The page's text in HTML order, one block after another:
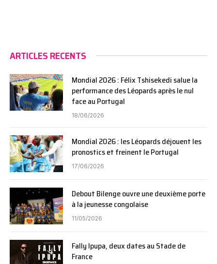
ARTICLES RECENTS
Mondial 2026 : Félix Tshisekedi salue la
performance des Léopards après le nul
face au Portugal
18/06/2026
Mondial 2026 : les Léopards déjouent les
pronostics et freinent le Portugal
17/06/2026
Debout Bilenge ouvre une deuxième porte
à la jeunesse congolaise
11/05/2026
Fally Ipupa, deux dates au Stade de
France